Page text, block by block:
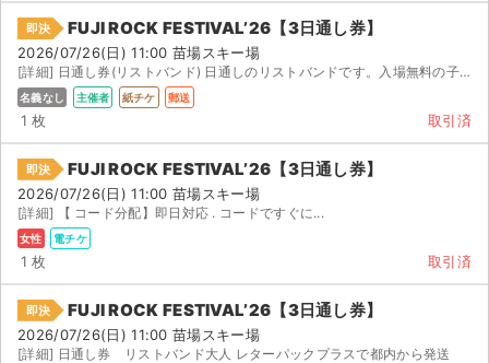
即決 FUJI ROCK FESTIVAL’26【3日通し券】
2026/07/26(日) 11:00 苗場スキー場
[詳細] 日通し券(リストバンド) 日通しのリストバンドです。入場無料の子供と参加になったので、 名...
名義なし 主催者 紙チケ 郵送
1 枚 取引済
即決 FUJI ROCK FESTIVAL’26【3日通し券】
2026/07/26(日) 11:00 苗場スキー場
[詳細] 【 コード分配】即日対応 . コードですぐに...
女性 電チケ
1 枚 取引済
即決 FUJI ROCK FESTIVAL’26【3日通し券】
2026/07/26(日) 11:00 苗場スキー場
[詳細] 日通し券 リストバンド大人 レターパックプラスで都内から発送